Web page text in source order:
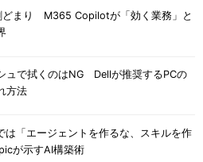
どまり M365 Copilotが「効く業務」と
ュで拭くのはNG Dellが推奨するPCの
方法
は「エージェントを作るな、スキルを作
が示すAI構築術